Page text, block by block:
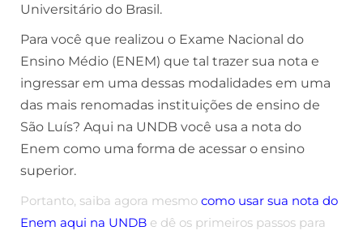
Universitário do Brasil.
Para você que realizou o Exame Nacional do
Ensino Médio (ENEM) que tal trazer sua nota e
ingressar em uma dessas modalidades em uma
das mais renomadas instituições de ensino de
São Luís? Aqui na UNDB você usa a nota do
Enem como uma forma de acessar o ensino
superior.
Portanto, saiba agora mesmo como usar sua nota do
Enem aqui na UNDB e dê os primeiros passos para